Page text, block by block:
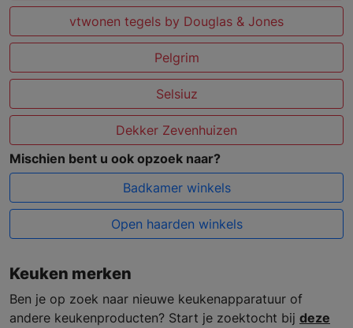
vtwonen tegels by Douglas & Jones
Pelgrim
Selsiuz
Dekker Zevenhuizen
Mischien bent u ook opzoek naar?
Badkamer winkels
Open haarden winkels
Keuken merken
Ben je op zoek naar nieuwe keukenapparatuur of
andere keukenproducten? Start je zoektocht bij deze